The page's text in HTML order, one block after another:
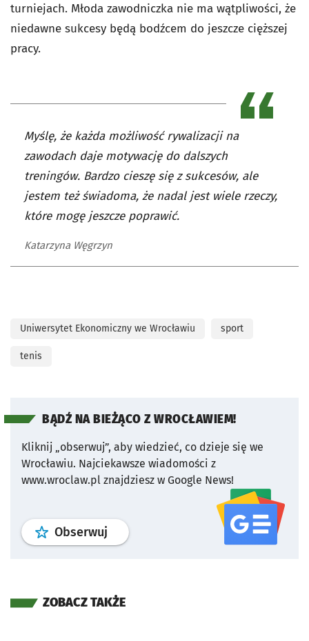
turniejach. Młoda zawodniczka nie ma wątpliwości, że
niedawne sukcesy będą bodźcem do jeszcze cięższej
pracy.
Myślę, że każda możliwość rywalizacji na
zawodach daje motywację do dalszych
treningów. Bardzo cieszę się z sukcesów, ale
jestem też świadoma, że nadal jest wiele rzeczy,
które mogę jeszcze poprawić.
Katarzyna Węgrzyn
Uniwersytet Ekonomiczny we Wrocławiu sport
tenis
BĄDŹ NA BIEŻĄCO Z WROCŁAWIEM!
Kliknij „obserwuj”, aby wiedzieć, co dzieje się we
Wrocławiu. Najciekawsze wiadomości z
www.wroclaw.pl znajdziesz w Google News!
Obserwuj profil serwisu
ZOBACZ TAKŻE